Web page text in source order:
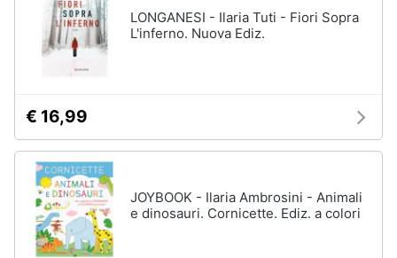
LONGANESI - Ilaria Tuti - Fiori Sopra
L'inferno. Nuova Ediz.
€ 16,99
JOYBOOK - Ilaria Ambrosini - Animali
e dinosauri. Cornicette. Ediz. a colori